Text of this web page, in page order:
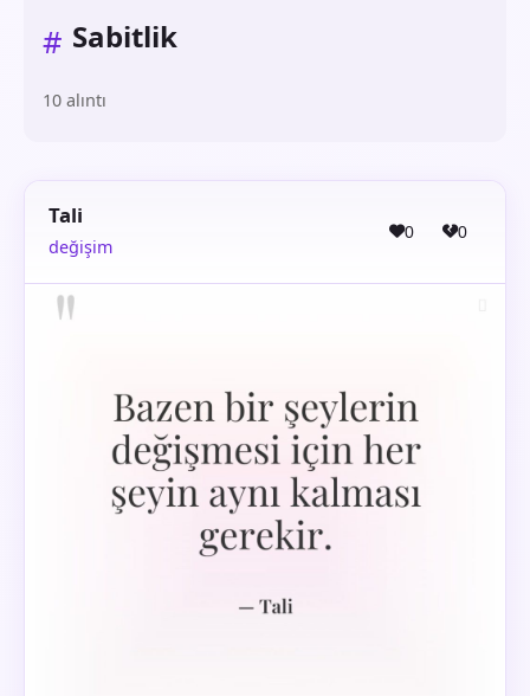
# Sabitlik
10 alıntı
Tali
değişim
0 0